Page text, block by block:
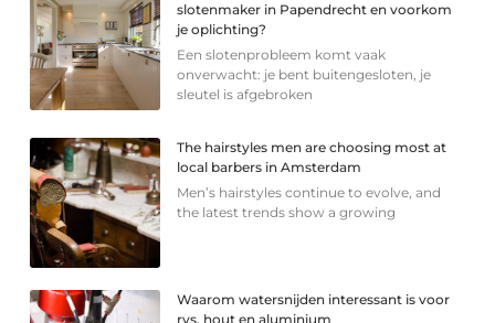
slotenmaker in Papendrecht en voorkom
je oplichting?
Een slotenprobleem komt vaak
onverwacht: je bent buitengesloten, je
sleutel is afgebroken
The hairstyles men are choosing most at
local barbers in Amsterdam
Men’s hairstyles continue to evolve, and
the latest trends show a growing
Waarom watersnijden interessant is voor
rvs, hout en aluminium